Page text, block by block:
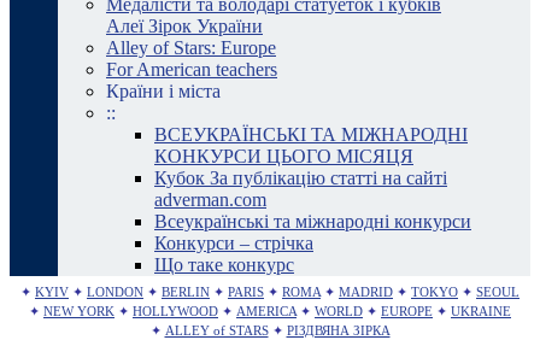
Медалісти та володарі статуеток і кубків
Алеї Зірок України
Alley of Stars: Europe
For American teachers
Країни і міста
::
ВСЕУКРАЇНСЬКІ ТА МІЖНАРОДНІ
КОНКУРСИ ЦЬОГО МІСЯЦЯ
Кубок За публікацію статті на сайті
adverman.com
Всеукраїнські та міжнародні конкурси
Конкурси – стрічка
Що таке конкурс
✦ KYIV ✦ LONDON ✦ BERLIN ✦ PARIS ✦ ROMA ✦ MADRID ✦ TOKYO ✦ SEOUL
✦ NEW YORK ✦ HOLLYWOOD ✦ AMERICA ✦ WORLD ✦ EUROPE ✦ UKRAINE
✦ ALLEY of STARS ✦ РІЗДВЯНА ЗІРКА